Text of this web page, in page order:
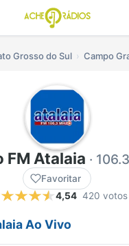
Grosso do Sul Campo
FM Atalaia ·
Favoritar
4,54 420 votos
Ao Vivo